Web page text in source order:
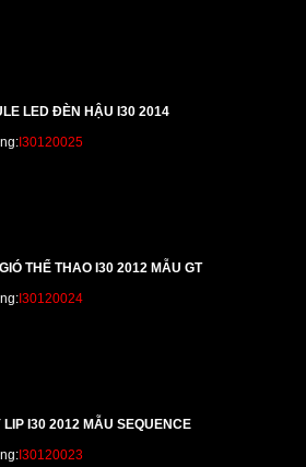
LED ĐÈN HẬU I30 2014
I30120025
THỂ THAO I30 2012 MẪU GT
I30120024
LIP I30 2012 MẪU SEQUENCE
I30120023